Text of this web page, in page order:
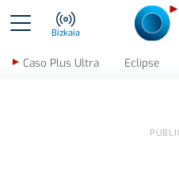
Bizkaia
Caso Plus Ultra Eclipse